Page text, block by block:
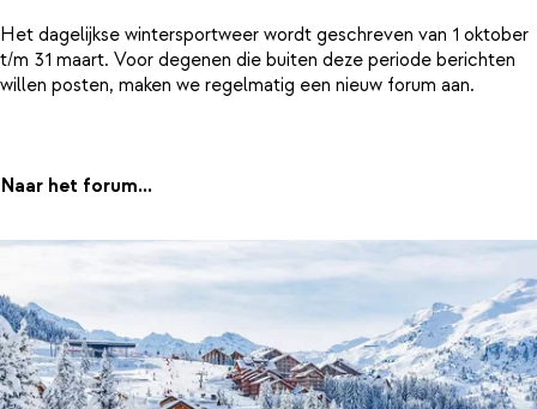
Het dagelijkse wintersportweer wordt geschreven van 1 oktober
t/m 31 maart. Voor degenen die buiten deze periode berichten
willen posten, maken we regelmatig een nieuw forum aan.
Naar het forum...